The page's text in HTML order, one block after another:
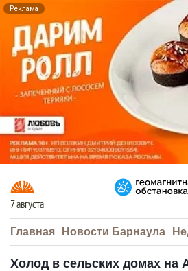
Реклама
7 августа
Главная Новости Барнаула
Холод в сельских домах на